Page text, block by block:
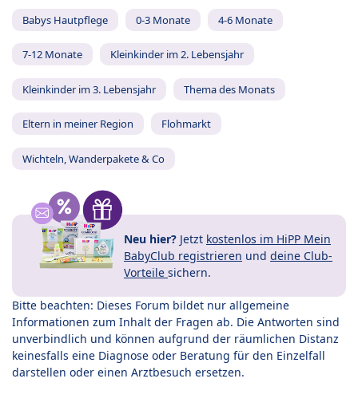
Babys Hautpflege 0-3 Monate 4-6 Monate
7-12 Monate Kleinkinder im 2. Lebensjahr
Kleinkinder im 3. Lebensjahr Thema des Monats
Eltern in meiner Region Flohmarkt
Wichteln, Wanderpakete & Co
Neu hier? Jetzt kostenlos im HiPP Mein
BabyClub registrieren und deine Club-
Vorteile sichern.
Bitte beachten: Dieses Forum bildet nur allgemeine
Informationen zum Inhalt der Fragen ab. Die Antworten sind
unverbindlich und können aufgrund der räumlichen Distanz
keinesfalls eine Diagnose oder Beratung für den Einzelfall
darstellen oder einen Arztbesuch ersetzen.